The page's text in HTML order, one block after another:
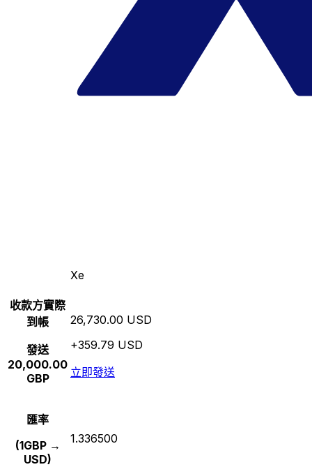
Xe
收款方實際
到帳
發送
20,000.00
GBP
26,730.00 USD
+359.79 USD
立即發送
匯率
(1GBP →
USD)
1.336500